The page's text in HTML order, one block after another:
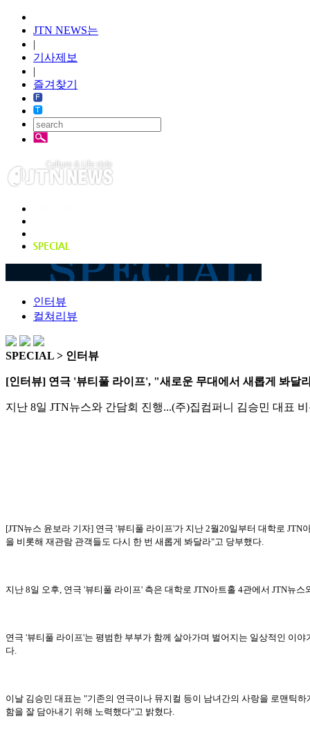
JTN NEWS는
|
기사제보
|
즐겨찾기
인터뷰
컬쳐리뷰
SPECIAL > 인터뷰
[인터뷰] 연극 '뷰티풀 라이프', "새로운 무대에서 새롭게 봐달
지난 8일 JTN뉴스와 간담회 진행...(주)집컴퍼니 김승민 대표
[JTN뉴스 윤보라 기자] 연극 '뷰티풀 라이프'가 지난 2월20일부터 대학로
을 비롯해 재관람 관객들도 다시 한 번 새롭게 봐달라"고 당부했다.
지난 8일 오후, 연극 '뷰티풀 라이프' 측은 대학로 JTN아트홀 4관에서 JTN뉴
연극 '뷰티풀 라이프'는 평범한 부부가 함께 살아가며 벌어지는 일상적인 이
다.
이날 김승민 대표는 "기존의 연극이나 뮤지컬 등이 남녀간의 사랑을 로맨틱
함을 잘 담아내기 위해 노력했다"고 밝혔다.